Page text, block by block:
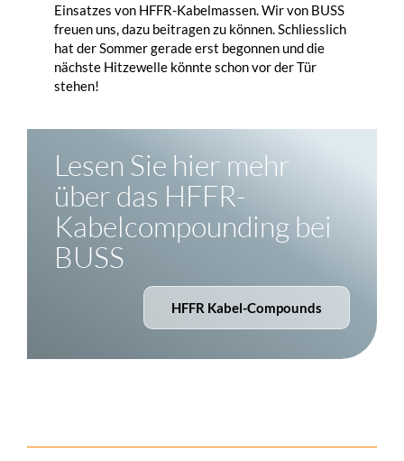
Einsatzes von HFFR-Kabelmassen. Wir von BUSS
freuen uns, dazu beitragen zu können. Schliesslich
hat der Sommer gerade erst begonnen und die
nächste Hitzewelle könnte schon vor der Tür
stehen!
Lesen Sie hier mehr
über das HFFR-
Kabelcompounding bei
BUSS
HFFR Kabel-Compounds